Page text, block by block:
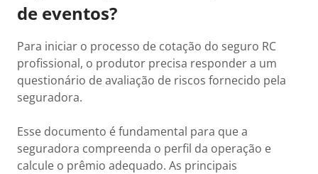
de eventos?
Para iniciar o processo de cotação do seguro RC
profissional, o produtor precisa responder a um
questionário de avaliação de riscos fornecido pela
seguradora.
Esse documento é fundamental para que a
seguradora compreenda o perfil da operação e
calcule o prêmio adequado. As principais